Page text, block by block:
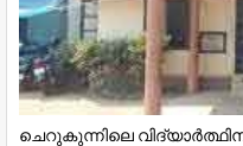
ചെറുകുന്നിലെ